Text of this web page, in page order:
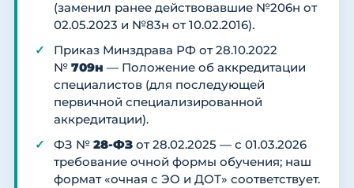
(заменил ранее действовавшие №206н от
02.05.2023 и №83н от 10.02.2016).
Приказ Минздрава РФ от 28.10.2022
№ 709н — Положение об аккредитации
специалистов (для последующей
первичной специализированной
аккредитации).
ФЗ № 28-ФЗ от 28.02.2025 — с 01.03.2026
требование очной формы обучения; наш
формат «очная с ЭО и ДОТ» соответствует.